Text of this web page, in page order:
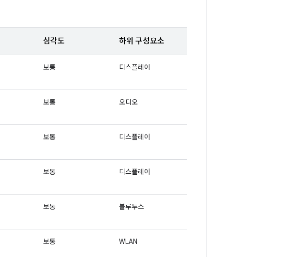
심각도 하위 구성요소
보통 디스플레이
보통 오디오
보통 디스플레이
보통 디스플레이
보통 블루투스
보통 WLAN